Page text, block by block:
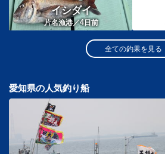
イシダイ
片名漁港／4日前
全ての釣果を見る
愛知県の人気釣り船